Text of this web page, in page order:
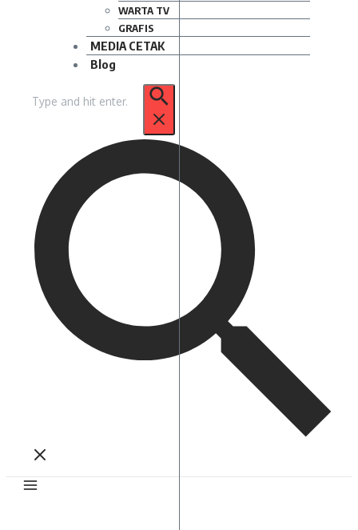
WARTA TV
GRAFIS
MEDIA CETAK
Blog
untuk: